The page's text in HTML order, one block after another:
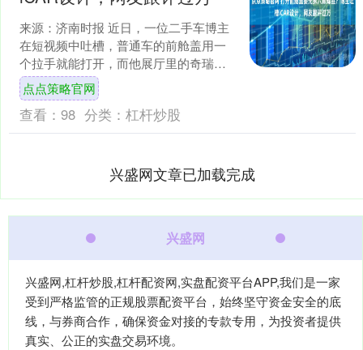
来源：济南时报 近日，一位二手车博主
在短视频中吐槽，普通车的前舱盖用一
个拉手就能打开，而他展厅里的奇瑞
iCAR V23，却需要用两个型号的套筒、
加长杆、撬棒、毛....
点点策略官网
查看： 98 分类： 杠杆炒股
兴盛网文章已加载完成
兴盛网
兴盛网,杠杆炒股,杠杆配资网,实盘配资平台APP,我们是一家
受到严格监管的正规股票配资平台，始终坚守资金安全的底
线，与券商合作，确保资金对接的专款专用，为投资者提供
真实、公正的实盘交易环境。